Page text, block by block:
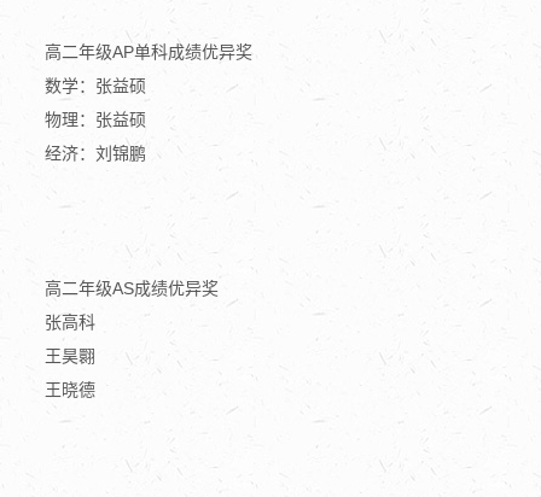
高二年级AP单科成绩优异奖
数学：张益硕
物理：张益硕
经济：刘锦鹏
高二年级AS成绩优异奖
张高科
王昊翾
王晓德